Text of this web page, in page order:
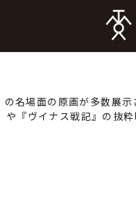
名場面の原画が多数展
『ヴイナス戦記』の抜粋